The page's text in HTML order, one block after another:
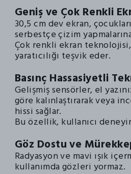
Geniş ve Çok Renkli
30,5 cm dev ekran,
serbestçe çizim
Çok renkli ekran
yaratıcılığı teşvik eder.
Basınç Hassasiyetli
Gelişmiş sensörler, el
göre kalınlaştırarak veya
hissi sağlar.
Bu özellik, kullanıcı
Göz Dostu ve
Radyasyon ve mavi ışık
kullanımda gözleri yormaz.